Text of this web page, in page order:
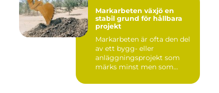
Markarbeten växjö en
stabil grund för hållbara
projekt
Markarbeten är ofta den del
av ett bygg- eller
anläggningsprojekt som
märks minst men som